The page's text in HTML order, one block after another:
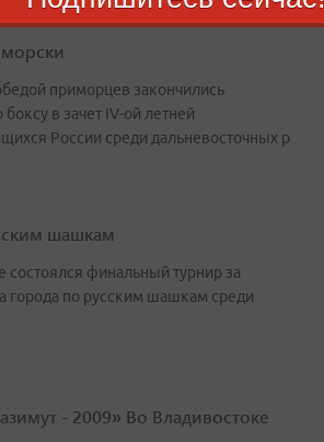
приморцев закончились
в зачет IV-ой летней
России среди дальневосточных р
шашкам
состоялся финальный турнир за
города по русским шашкам среди
- 2009» Во Владивостоке